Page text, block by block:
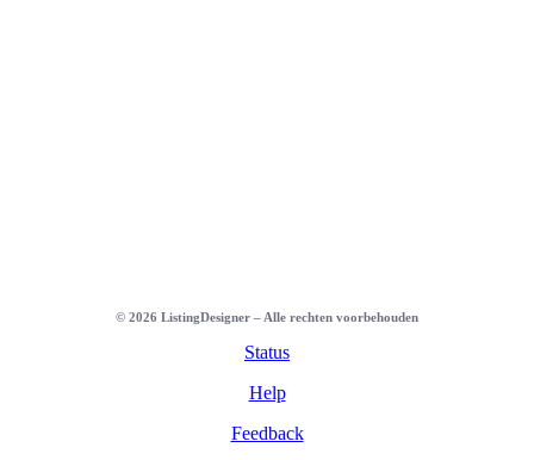
© 2026 ListingDesigner – Alle rechten voorbehouden
Status
Help
Feedback